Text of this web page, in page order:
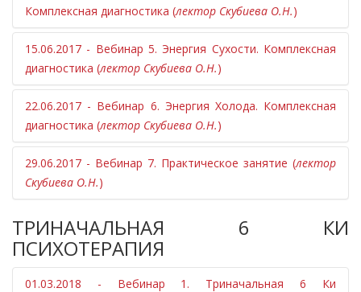
Комплексная диагностика (лектор Скубиева О.Н.)
15.06.2017 - Вебинар 5. Энергия Сухости. Комплексная
диагностика (лектор Скубиева О.Н.)
22.06.2017 - Вебинар 6. Энергия Холода. Комплексная
диагностика (лектор Скубиева О.Н.)
29.06.2017 - Вебинар 7. Практическое занятие (лектор
Скубиева О.Н.)
ТРИНАЧАЛЬНАЯ 6 КИ
ПСИХОТЕРАПИЯ
01.03.2018 - Вебинар 1. Триначальная 6 Ки